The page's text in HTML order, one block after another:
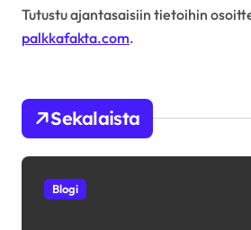
Tutustu ajantasaisiin tietoihin
palkkafakta.com.
Sekalaista
Blogi